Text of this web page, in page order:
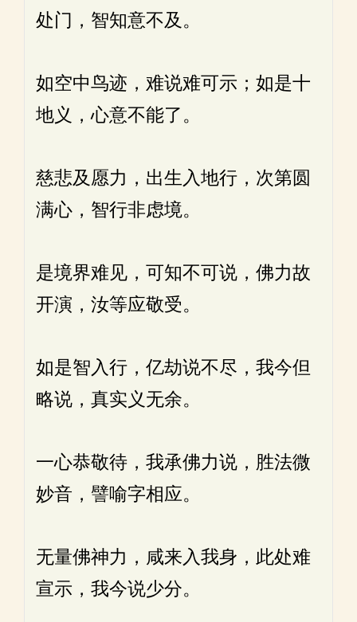
处门，智知意不及。
如空中鸟迹，难说难可示；如是十
地义，心意不能了。
慈悲及愿力，出生入地行，次第圆
满心，智行非虑境。
是境界难见，可知不可说，佛力故
开演，汝等应敬受。
如是智入行，亿劫说不尽，我今但
略说，真实义无余。
一心恭敬待，我承佛力说，胜法微
妙音，譬喻字相应。
无量佛神力，咸来入我身，此处难
宣示，我今说少分。